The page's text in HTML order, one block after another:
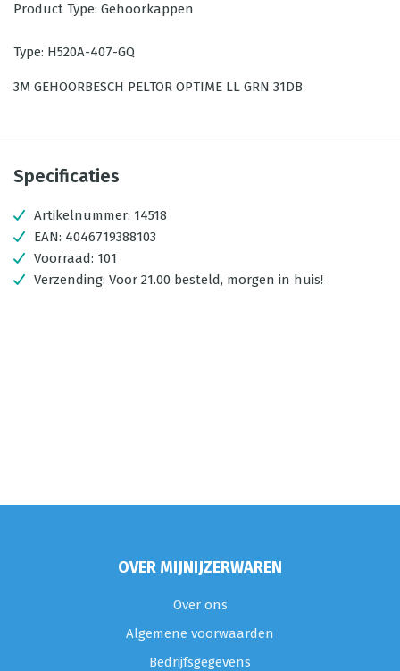
Product Type: Gehoorkappen
Type: H520A-407-GQ
3M GEHOORBESCH PELTOR OPTIME LL GRN 31DB
Specificaties
Artikelnummer: 14518
EAN: 4046719388103
Voorraad: 101
Verzending: Voor 21.00 besteld, morgen in huis!
OVER MIJNIJZERWAREN
Over ons
Algemene voorwaarden
Bedrijfsgegevens